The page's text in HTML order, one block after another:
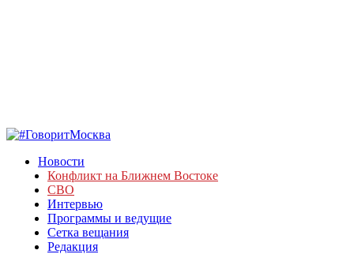
Новости
Конфликт на Ближнем Востоке
СВО
Интервью
Программы и ведущие
Сетка вещания
Редакция